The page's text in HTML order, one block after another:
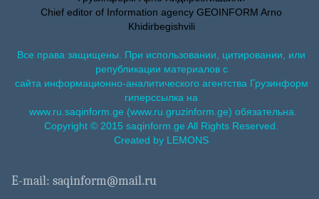
Chief editor of Information agency GEOINFORM Arno
Khidirbegishvili
Все права защищены. При использовании, цитировании, или
републикации материалов с
сайта информационно-аналитического агентства Грузинформ
гиперссылка на
www.ru.saqinform.ge (www.ru.gruzinform.ge) обязательна.
Copyright © 2015 saqinform.ge All Rights Reserved.
Created by LEMONS
E-mail: saqinform@mail.ru